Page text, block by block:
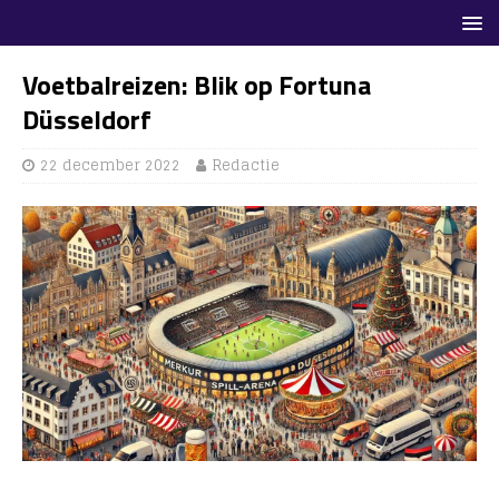
Voetbalreizen: Blik op Fortuna
Düsseldorf
22 december 2022 Redactie